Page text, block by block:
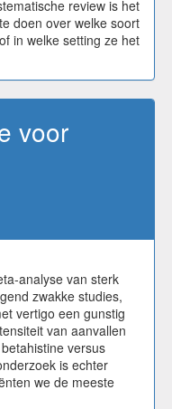
review is het
doen over welke soort
in welke setting ze het
voor
analyse van sterk
zwakke studies,
vertigo een gunstig
van aanvallen
versus
is echter
we de meeste